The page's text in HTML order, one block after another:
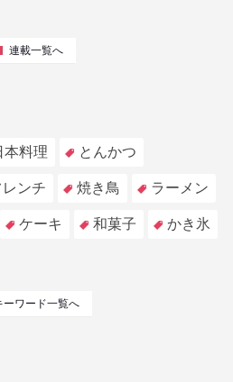
連載一覧へ
本料理 とんかつ
レンチ 焼き鳥 ラーメン
ケーキ 和菓子 かき氷
ーワード一覧へ